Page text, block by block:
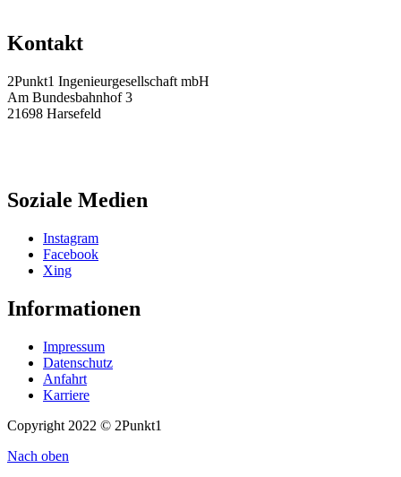
Kontakt
2Punkt1 Ingenieurgesellschaft mbH
Am Bundesbahnhof 3
21698 Harsefeld
Soziale Medien
Instagram
Facebook
Xing
Informationen
Impressum
Datenschutz
Anfahrt
Karriere
Copyright 2022 © 2Punkt1
Nach oben